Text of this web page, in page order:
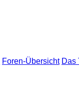
Foren-Übersicht Das